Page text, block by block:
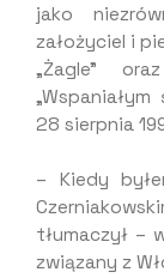
jako
założyciel i
„Żagle”
28 sierpnia
– Kiedy
tłumaczył –
związany z